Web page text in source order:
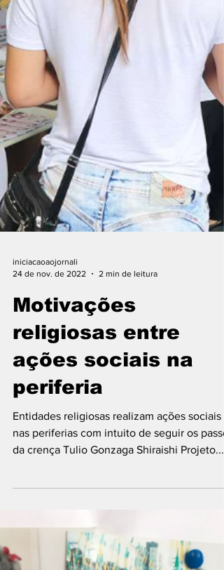
24 de nov. de 2022
2 min de leitura
Motivações
periferia
Entidades religiosas realizam ações sociais